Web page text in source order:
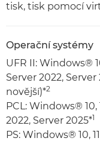
tisk, tisk pomocí
Operační systémy
UFR II: Windows®
Server 2022, Server
novější)*2
PCL: Windows® 10,
2022, Server 2025*1
PS: Windows® 10,